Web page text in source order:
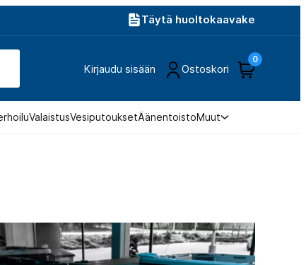
Täytä huoltokaavake
Kirjaudu sisään Ostoskori
0
ValaistusVesiputouksetÄänentoistoMuut